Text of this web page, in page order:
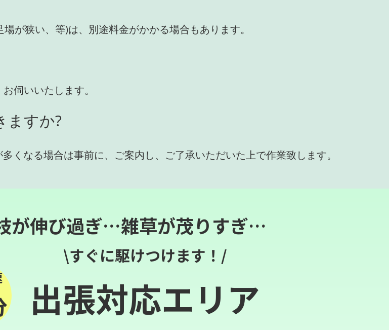
が狭い、等)は、別途料金がかかる場合もあります。
伺いいたします。
ますか?
くなる場合は事前に、ご案内し、ご了承いただいた上で作業致します。
が伸び過ぎ…雑草が茂りすぎ…
\すぐに駆けつけます！/
出張対応エリア